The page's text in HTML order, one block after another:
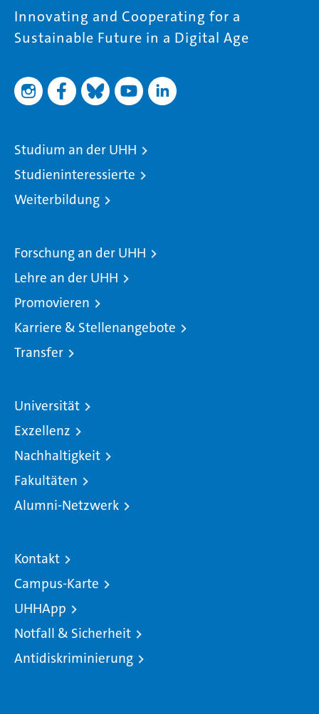
Innovating and Cooperating for a
Sustainable Future in a Digital Age
Studium an der UHH
Studieninteressierte
Weiterbildung
Forschung an der UHH
Lehre an der UHH
Promovieren
Karriere & Stellenangebote
Transfer
Universität
Exzellenz
Nachhaltigkeit
Fakultäten
Alumni-Netzwerk
Kontakt
Campus-Karte
UHHApp
Notfall & Sicherheit
Antidiskriminierung